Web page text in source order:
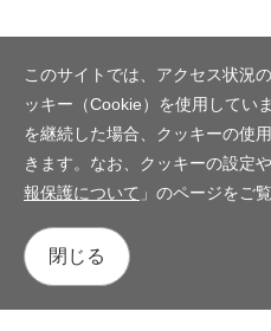
このサイトでは、アクセス状況
ッキー（Cookie）を使用してい
を継続した場合、クッキーの使
きます。なお、クッキーの設定
報保護について 」のページをご
閉じる